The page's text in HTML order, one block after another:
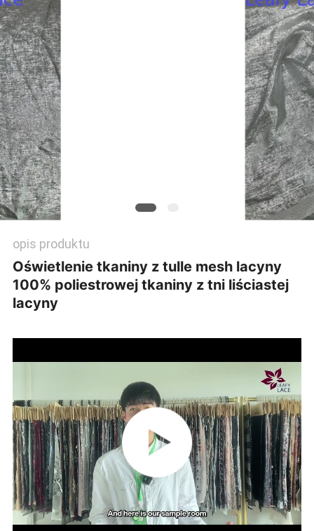
POLITYKA
PRYWATNOŚCI
opis produktu
Oświetlenie tkaniny z tulle mesh lacyny
100% poliestrowej tkaniny z tni liściastej
lacyny